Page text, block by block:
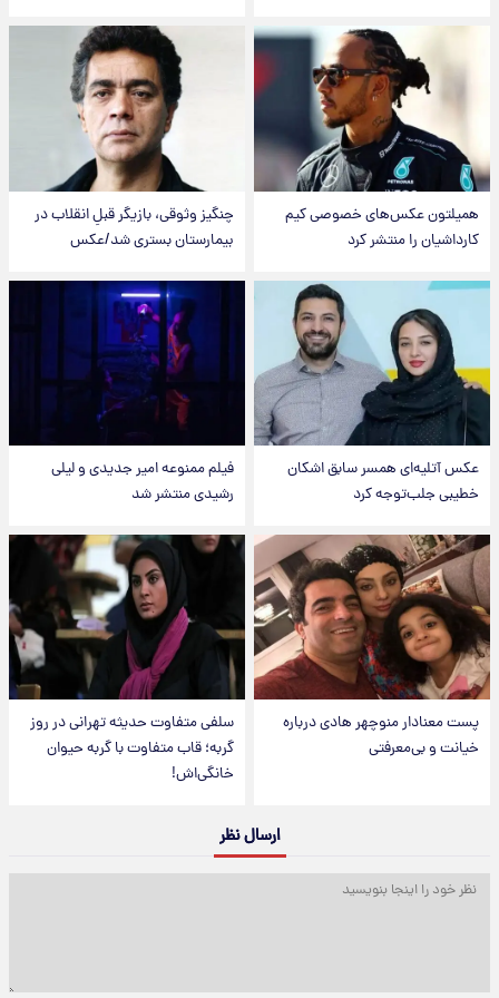
همیلتون عکس‌های خصوصی کیم‌
کارداشیان را منتشر کرد
چنگیز وثوقی، بازیگر قبلِ انقلاب در
بیمارستان بستری شد/عکس
عکس‌ آتلیه‌ای همسر سابق اشکان
خطیبی جلب‌توجه کرد
فیلم ممنوعه امیر جدیدی و لیلی
رشیدی منتشر شد
پست معنادار منوچهر هادی درباره
خیانت و بی‌معرفتی
سلفی متفاوت حدیثه تهرانی در روز
گربه؛ قاب متفاوت با گربه حیوان
خانگی‌اش!
ارسال نظر